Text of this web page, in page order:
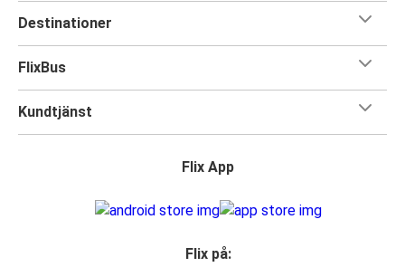
Destinationer
FlixBus
Kundtjänst
Flix App
Flix på: